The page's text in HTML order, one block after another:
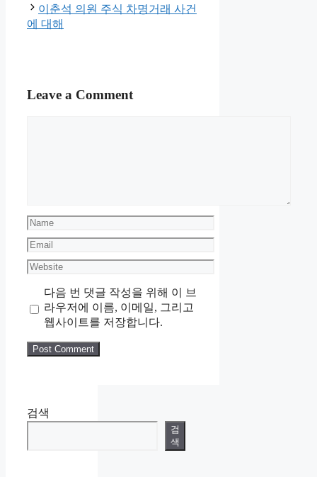
이춘석 의원 주식 차명거래 사건
에 대해
Leave a Comment
Name
Email
Website
다음 번 댓글 작성을 위해 이 브
라우저에 이름, 이메일, 그리고
웹사이트를 저장합니다.
검색
검
색